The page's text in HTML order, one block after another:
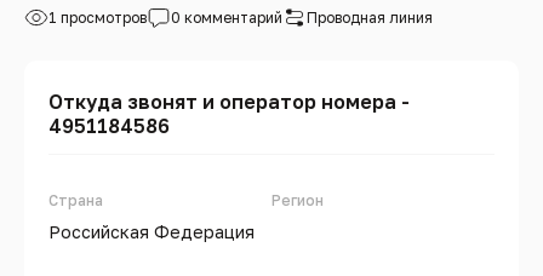
1 просмотров 0 комментарий Проводная линия
Откуда звонят и оператор номера -
4951184586
Страна
Российская Федерация
Регион